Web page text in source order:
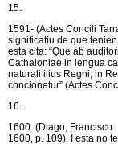
15.
1591- (Actes Concili
significatiu de que
esta cita: “Que ab
Cathaloniae in lengua
naturali ilius Regni, in
concionetur” (Actes
16.
1600. (Diago,
1600, p. 109). I esta no